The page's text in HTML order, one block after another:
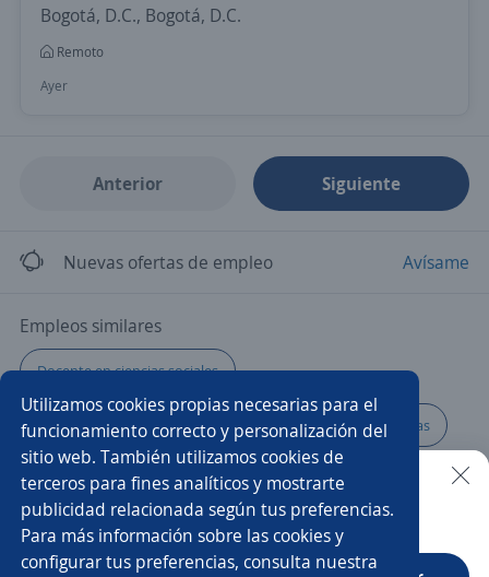
Utilizamos cookies propias necesarias para el
funcionamiento correcto y personalización del
sitio web. También utilizamos cookies de
terceros para fines analíticos y mostrarte
publicidad relacionada según tus preferencias.
Para más información sobre las cookies y
configurar tus preferencias, consulta nuestra
Bogotá, D.C., Bogotá, D.C.
Remoto
Ayer
Anterior Siguiente
Nuevas ofertas de empleo Avísame
Empleos similares
Docente en ciencias sociales
Docente de matemáticas y física Docente matemáticas
Profesor/a Profesor/a de inglés Docente bilingüe
Docente de bachillerato Docente de ciencias
Buscar es más fácil en la app